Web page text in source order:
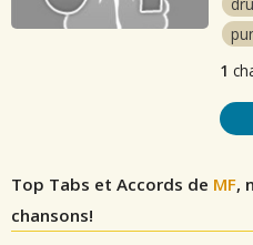
1
Top Tabs et Accords de MF,
chansons!